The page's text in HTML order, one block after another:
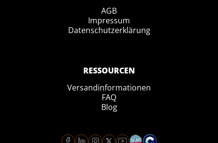
AGB
Impressum
Datenschutzerklärung
RESSOURCEN
Versandinformationen
FAQ
Blog